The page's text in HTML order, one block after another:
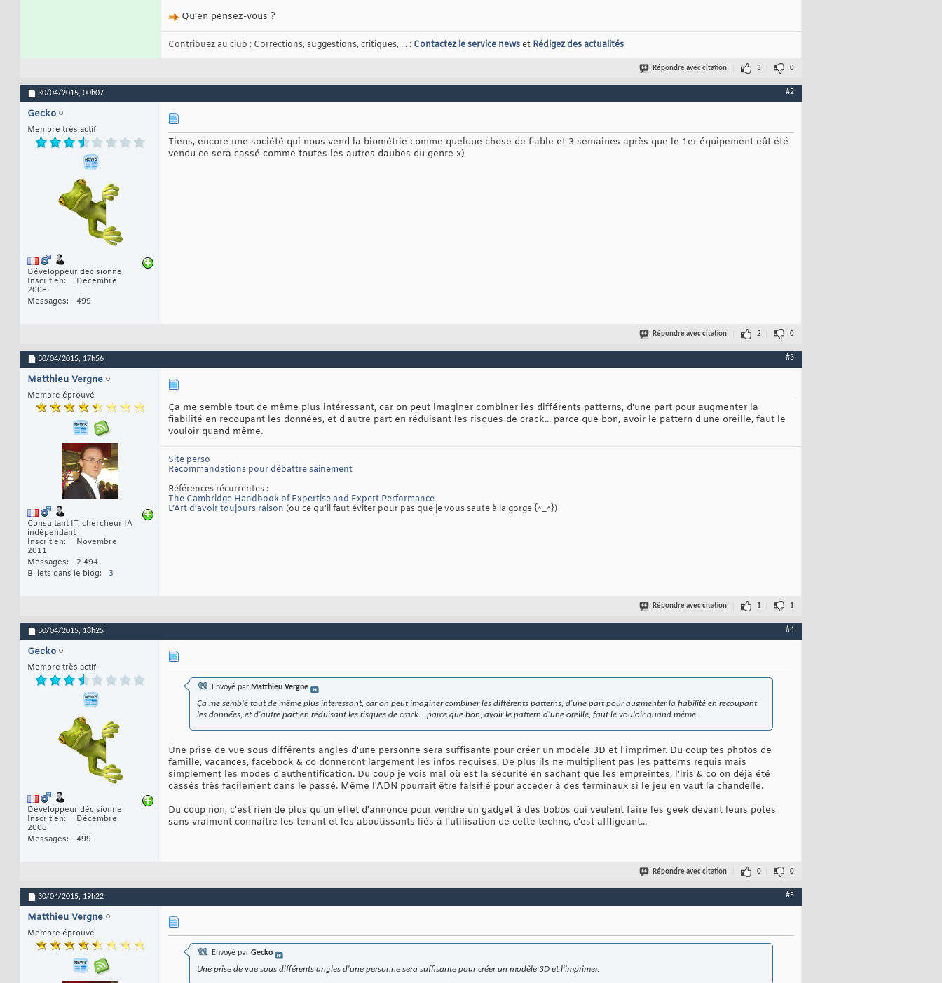
Qu’en pensez-vous ?
Contribuez au club : Corrections, suggestions, critiques, ... : Contactez le service newset Rédigez des actualités
Répondre avec citation 3 0
30/04/2015, 00h07 #2
Gecko
Membre très actif
Développeur décisionnel
Inscrit en
Décembre
2008
Messages
499
Tiens, encore une société qui nous vend la biométrie comme quelque chose de fiable et 3 semaines après que le 1er équipement eût été
vendu ce sera cassé comme toutes les autres daubes du genre x)
Répondre avec citation 2 0
30/04/2015, 17h56 #3
Matthieu Vergne
Membre éprouvé
Consultant IT, chercheur IA
indépendant
Inscrit en
Novembre
2011
Messages
2 494
Billets dans le blog
3
Ça me semble tout de même plus intéressant, car on peut imaginer combiner les différents patterns, d'une part pour augmenter la
fiabilité en recoupant les données, et d'autre part en réduisant les risques de crack... parce que bon, avoir le pattern d'une oreille, faut le
vouloir quand même.
Site perso
Recommandations pour débattre sainement
Références récurrentes :
The Cambridge Handbook of Expertise and Expert Performance
L’Art d’avoir toujours raison (ou ce qu'il faut éviter pour pas que je vous saute à la gorge {^_^})
Répondre avec citation 1 1
30/04/2015, 18h25 #4
Gecko
Membre très actif
Développeur décisionnel
Inscrit en
Décembre
2008
Messages
499
Envoyé par Matthieu Vergne
Ça me semble tout de même plus intéressant, car on peut imaginer combiner les différents patterns, d'une part pour augmenter la fiabilité en recoupant
les données, et d'autre part en réduisant les risques de crack... parce que bon, avoir le pattern d'une oreille, faut le vouloir quand même.
Une prise de vue sous différents angles d'une personne sera suffisante pour créer un modèle 3D et l'imprimer. Du coup tes photos de
famille, vacances, facebook & co donneront largement les infos requises. De plus ils ne multiplient pas les patterns requis mais
simplement les modes d'authentification. Du coup je vois mal où est la sécurité en sachant que les empreintes, l'iris & co on déjà été
cassés très facilement dans le passé. Même l'ADN pourrait être falsifié pour accéder à des terminaux si le jeu en vaut la chandelle.
Du coup non, c'est rien de plus qu'un effet d'annonce pour vendre un gadget à des bobos qui veulent faire les geek devant leurs potes
sans vraiment connaitre les tenant et les aboutissants liés à l'utilisation de cette techno, c'est affligeant...
Répondre avec citation 0 0
30/04/2015, 19h22 #5
Matthieu Vergne
Membre éprouvé
Envoyé par Gecko
Une prise de vue sous différents angles d'une personne sera suffisante pour créer un modèle 3D et l'imprimer.